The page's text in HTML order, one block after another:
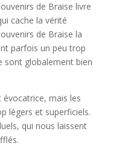
de Braise livre
cache la vérité
de Braise la
parfois un peu trop
sont globalement bien
évocatrice, mais les
légers et superficiels.
qui nous laissent